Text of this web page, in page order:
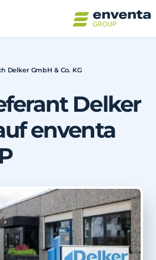
Delker GmbH & Co. KG
Delker
enventa